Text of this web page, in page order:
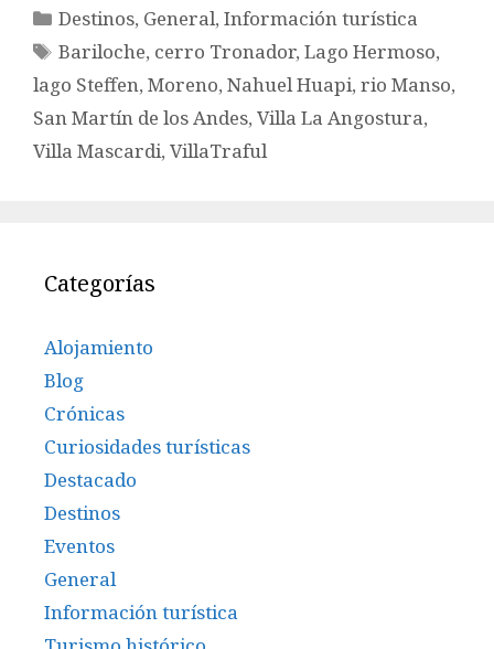
Categorías
Destinos, General,Información turística
Etiquetas
Bariloche, cerro Tronador,Lago Hermoso,
lago Steffen, Moreno, Nahuel Huapi, rio Manso,
San Martín de los Andes, Villa La Angostura,
Villa Mascardi, VillaTraful
Categorías
Alojamiento
Blog
Crónicas
Curiosidades turísticas
Destacado
Destinos
Eventos
General
Información turística